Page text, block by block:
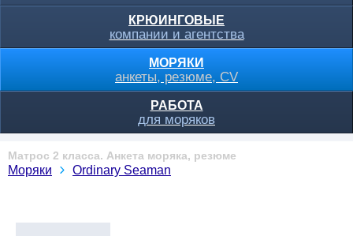
КРЮИНГОВЫЕ
компании и агентства
МОРЯКИ
анкеты, резюме, CV
РАБОТА
для моряков
Матрос 2 класса. Анкета моряка, резюме
Моряки Ordinary Seaman